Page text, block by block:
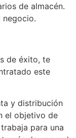
de almacén.
negocio.
de éxito, te
este
y distribución
el objetivo de
para una